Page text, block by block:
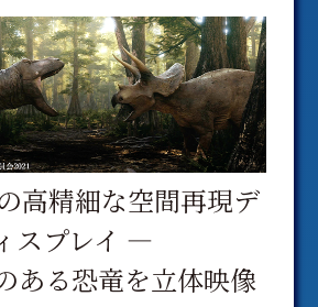
高精細な空間再現デ
スプレイ ―
ある恐竜を立体映像